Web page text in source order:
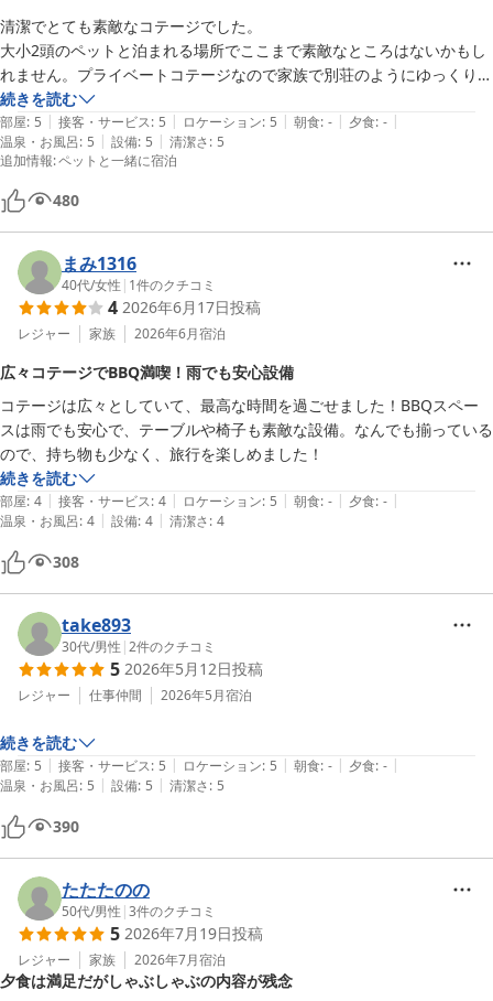
ありがとうございました。また、行きたいです。
清潔でとても素敵なコテージでした。
大小2頭のペットと泊まれる場所でここまで素敵なところはないかもし
れません。プライベートコテージなので家族で別荘のようにゆっくり過
ごせて快適でした。
ペットと泊まれてピアノのある部屋、希望通りでした。
フロントでペットグッズをいただきましたが、色々な物が入っていて犬
へのプレゼントになりました。
コテージからすぐのモール温泉に無料で何度でも入れるのもとても良か
ったです。こちらも綺麗な施設でゆっくり寛げました。
続きを読む
部屋: 5 | 接客・サービス: 5 | ロケーション: 5 | 朝食: - | 夕食: - |
温泉・お風呂: 5 | 設備: 5 | 清潔さ: 5
追加情報:ペットと一緒に宿泊
480
まみ1316
40代/女性 | 1件のクチコミ
4 2026年6月17日投稿
レジャー 家族 2026年6月宿泊
広々コテージでBBQ満喫！雨でも安心設備
コテージは広々としていて、最高な時間を過ごせました！BBQスペー
スは雨でも安心で、テーブルや椅子も素敵な設備。なんでも揃っている
ので、持ち物も少なく、旅行を楽しめました！
続きを読む
部屋: 4 | 接客・サービス: 4 | ロケーション: 5 | 朝食: - | 夕食: - |
温泉・お風呂: 4 | 設備: 4 | 清潔さ: 4
308
take893
30代/男性 |2件のクチコミ
5 2026年5月12日投稿
レジャー 仕事仲間 2026年5月宿泊
続きを読む
部屋: 5 | 接客・サービス: 5 | ロケーション: 5 | 朝食: - | 夕食: - |
温泉・お風呂: 5 | 設備: 5 | 清潔さ: 5
390
たたたのの
50代/男性 |3件のクチコミ
5 2026年7月19日投稿
レジャー 家族 2026年7月宿泊
夕食は満足だがしゃぶしゃぶの内容が残念